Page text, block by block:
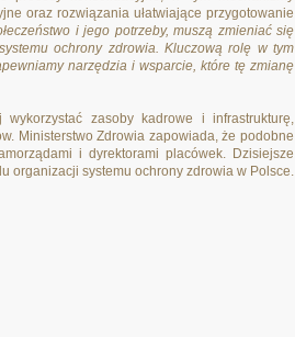
oraz rozwiązania ułatwiające przygotowanie
i jego potrzeby, muszą zmieniać się
ochrony zdrowia. Kluczową rolę w tym
narzędzia i wsparcie, które tę zmianę
zasoby kadrowe i infrastrukturę,
Ministerstwo Zdrowia zapowiada, że podobne
i dyrektorami placówek. Dzisiejsze
organizacji systemu ochrony zdrowia w Polsce.